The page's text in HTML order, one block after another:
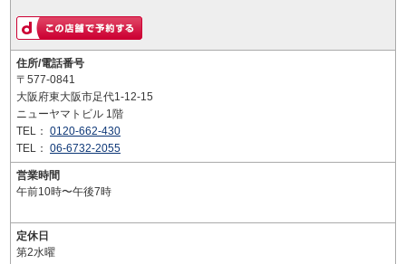
住所/電話番号
〒577-0841
大阪府東大阪市足代1-12-15
ニューヤマトビル 1階
TEL： 0120-662-430
TEL： 06-6732-2055
営業時間
午前10時〜午後7時
定休日
第2水曜